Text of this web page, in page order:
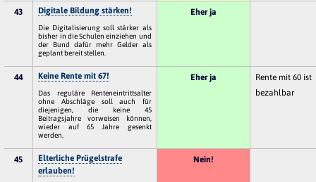
43 Digitale Bildung stärken!
Die Digitalisierung soll stärker als
bisher in die Schulen einziehen und
der Bund dafür mehr Gelder als
geplant bereit stellen.
Eher ja
44 Keine Rente mit 67!
Das reguläre Renteneintrittsalter
ohne Abschläge soll auch für
diejenigen, die keine 45
Beitragsjahre vorweisen können,
wieder auf 65 Jahre gesenkt
werden.
Eher ja
Rente mit 60 ist
bezahlbar
45
Elterliche Prügelstrafe
erlauben!
Nein!